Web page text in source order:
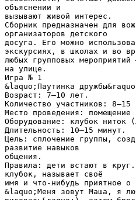
объяснении и
вызывают живой интерес.
Сборник предназначен для
организаторов детского
досуга. Его можно
экскурсиях, в школах и во
любых групповых
на улице.
Игра № 1
&laquo;Паутинка
Возраст: 7–10 лет.
Количество участников: 8–15
Место проведения: помещение
Оборудование: клубок ниток
Длительность: 10–15 минут.
Цель: сплочение группы,
развитие навыков
общения.
Правила: дети встают в
клубок, называет своё
имя и что-нибудь приятное о
&laquo;Меня зовут Маша, я